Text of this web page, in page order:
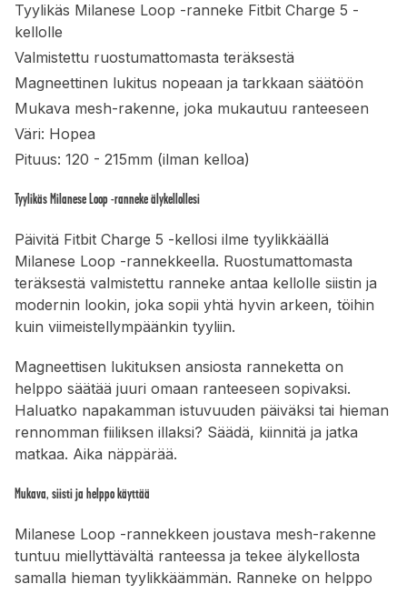
Tyylikäs Milanese Loop -ranneke Fitbit Charge 5 -
kellolle
Valmistettu ruostumattomasta teräksestä
Magneettinen lukitus nopeaan ja tarkkaan säätöön
Mukava mesh-rakenne, joka mukautuu ranteeseen
Väri: Hopea
Pituus: 120 - 215mm (ilman kelloa)
Tyylikäs Milanese Loop -ranneke älykellollesi
Päivitä Fitbit Charge 5 -kellosi ilme tyylikkäällä
Milanese Loop -rannekkeella. Ruostumattomasta
teräksestä valmistettu ranneke antaa kellolle siistin ja
modernin lookin, joka sopii yhtä hyvin arkeen, töihin
kuin viimeistellympäänkin tyyliin.
Magneettisen lukituksen ansiosta ranneketta on
helppo säätää juuri omaan ranteeseen sopivaksi.
Haluatko napakamman istuvuuden päiväksi tai hieman
rennomman fiiliksen illaksi? Säädä, kiinnitä ja jatka
matkaa. Aika näppärää.
Mukava, siisti ja helppo käyttää
Milanese Loop -rannekkeen joustava mesh-rakenne
tuntuu miellyttävältä ranteessa ja tekee älykellosta
samalla hieman tyylikkäämmän. Ranneke on helppo